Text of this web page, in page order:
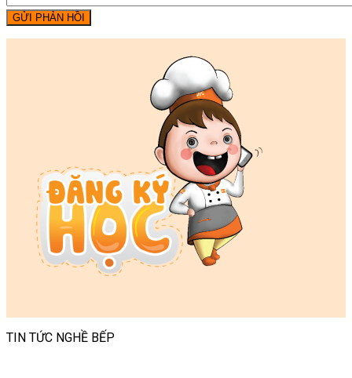
GỬI PHẢN HỒI
TIN TỨC NGHỀ BẾP